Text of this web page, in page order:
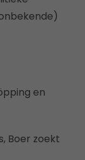
en
Boer zoekt